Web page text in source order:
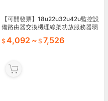
【可開發票】18u22u32u42u監控設
備路由器交換機理線架功放服務器弱
4,092 ~ 7,526